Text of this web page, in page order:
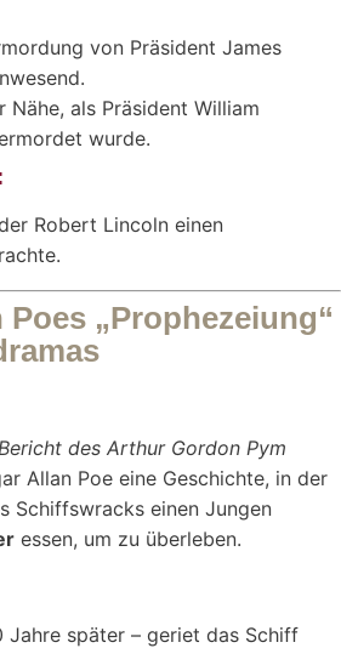
von Präsident James
Nähe, als Präsident William
wurde.
Robert Lincoln einen
Poes „Prophezeiung“
des Arthur Gordon Pym
Allan Poe eine Geschichte, in der
Schiffswracks einen Jungen
essen, um zu überleben.
Jahre später – geriet das Schiff